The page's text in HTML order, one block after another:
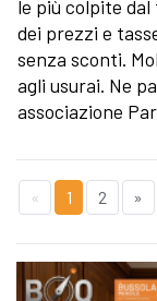
le più colpite
dei prezzi e
senza sconti.
agli usurai. Ne
associazione
« 1 2 »